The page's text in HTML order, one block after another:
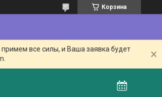
Корзина
все силы, и Ваша заявка будет